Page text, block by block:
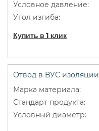
Купить в 1 клик
Отвод в ВУС изоляции